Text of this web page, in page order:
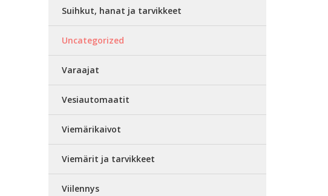
Suihkut, hanat ja tarvikkeet
Uncategorized
Varaajat
Vesiautomaatit
Viemärikaivot
Viemärit ja tarvikkeet
Viilennys